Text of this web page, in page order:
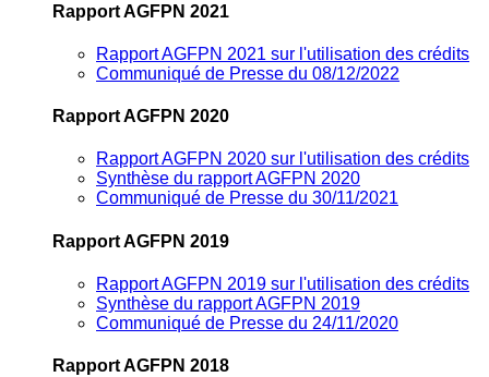
Rapport AGFPN 2021
Rapport AGFPN 2021 sur l'utilisation des crédits
Communiqué de Presse du 08/12/2022
Rapport AGFPN 2020
Rapport AGFPN 2020 sur l'utilisation des crédits
Synthèse du rapport AGFPN 2020
Communiqué de Presse du 30/11/2021
Rapport AGFPN 2019
Rapport AGFPN 2019 sur l'utilisation des crédits
Synthèse du rapport AGFPN 2019
Communiqué de Presse du 24/11/2020
Rapport AGFPN 2018